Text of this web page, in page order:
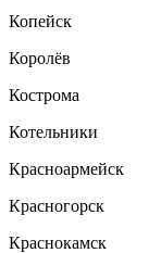
Копейск
Королёв
Кострома
Котельники
Красноармейск
Красногорск
Краснокамск